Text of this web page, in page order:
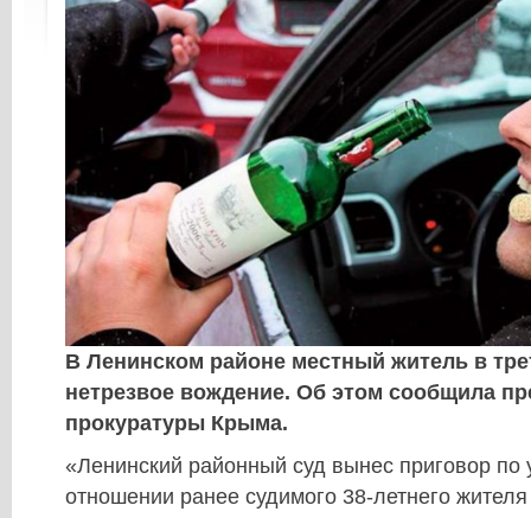
В Ленинском районе местный житель в
нетрезвое вождение. Об этом сообщила
прокуратуры Крыма.
«Ленинский районный суд вынес приговор по
отношении ранее судимого 38-летнего